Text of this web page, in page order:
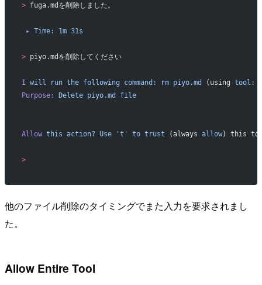
> fuga.mdを削除しました。
▸ Time: 1m 31s
> piyo.mdを削除してください
I will run the following command: rm piyo.md (using tool:
Purpose:
Delete piyo.md file
Allow this action? Use 't' to trust (always allow) this
>
他のファイル削除のタイミングでまた入力を要求されまし
た。
Allow Entire Tool